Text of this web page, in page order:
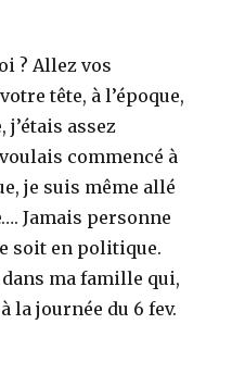
? Allez vos
tête, à l’époque,
j’étais assez
commencé à
je suis même allé
Jamais personne
soit en politique.
ma famille qui,
la journée du 6 fev.